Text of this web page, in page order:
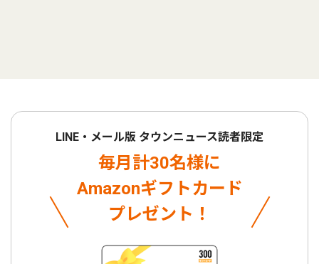
LINE・メール版 タウンニュース読者限定
毎月計30名様に
Amazonギフトカード
プレゼント！